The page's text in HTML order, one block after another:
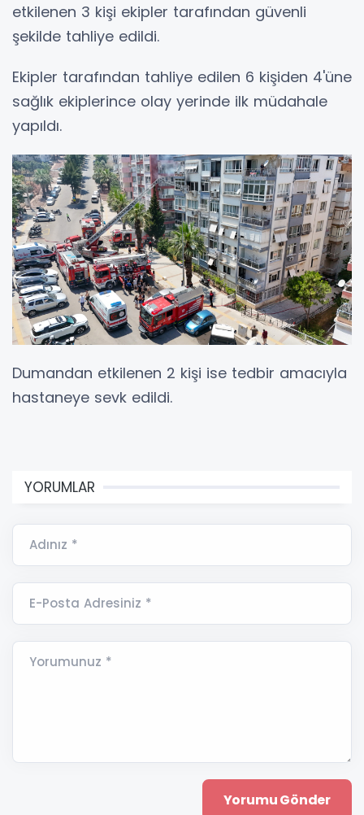
etkilenen 3 kişi ekipler tarafından güvenli
şekilde tahliye edildi.
Ekipler tarafından tahliye edilen 6 kişiden 4'üne
sağlık ekiplerince olay yerinde ilk müdahale
yapıldı.
Dumandan etkilenen 2 kişi ise tedbir amacıyla
hastaneye sevk edildi.
YORUMLAR
Adınız *
E-Posta Adresiniz *
Yorumunuz *